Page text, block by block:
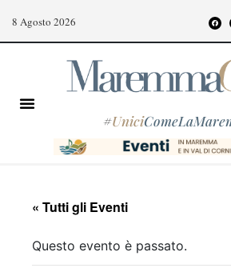
8 Agosto 2026
#Unici
« Tutti gli Eventi
Questo evento è passato.